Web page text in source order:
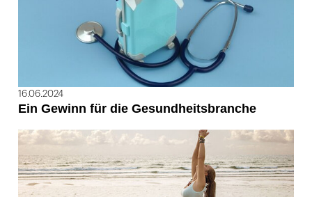
16.06.2024
Ein Gewinn für die Gesundheitsbranche